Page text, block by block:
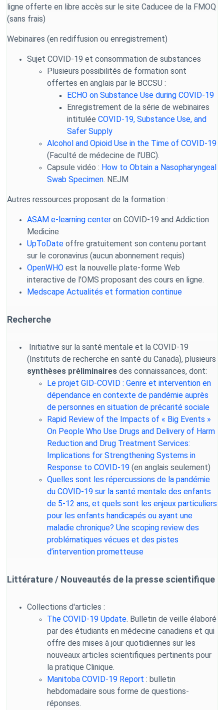
ligne offerte en libre accès sur le site Caducee de la FMOQ
(sans frais)
Webinaires (en rediffusion ou enregistrement)
Sujet COVID-19 et consommation de substances
Plusieurs possibilités de formation sont
offertes en anglais par le BCCSU :
ECHO on Substance Use during COVID-19
Enregistrement de la série de webinaires
intitulée COVID-19, Substance Use, and
Safer Supply
Alcohol and Opioid Use in the Time of COVID-19
(Faculté de médecine de l'UBC).
Capsule vidéo : How to Obtain a Nasopharyngeal
Swab Specimen. NEJM
Autres ressources proposant de la formation :
ASAM e-learning center on COVID-19 and Addiction
Medicine
UpToDate offre gratuitement son contenu portant
sur le coronavirus (aucun abonnement requis)
OpenWHO est la nouvelle plate-forme Web
interactive de l'OMS proposant des cours en ligne.
Medscape Actualités et formation continue
Recherche
Initiative sur la santé mentale et la COVID-19
(Instituts de recherche en santé du Canada), plusieurs
synthèses préliminaires des connaissances, dont:
Le projet GID-COVID : Genre et intervention en
dépendance en contexte de pandémie auprès
de personnes en situation de précarité sociale
Rapid Review of the Impacts of « Big Events »
On People Who Use Drugs and Delivery of Harm
Reduction and Drug Treatment Services:
Implications for Strengthening Systems in
Response to COVID-19 (en anglais seulement)
Quelles sont les répercussions de la pandémie
du COVID-19 sur la santé mentale des enfants
de 5-12 ans, et quels sont les enjeux particuliers
pour les enfants handicapés ou ayant une
maladie chronique? Une scoping review des
problématiques vécues et des pistes
d’intervention prometteuse
Littérature / Nouveautés de la presse scientifique
Collections d'articles :
The COVID-19 Update. Bulletin de veille élaboré
par des étudiants en médecine canadiens et qui
offre des mises à jour quotidiennes sur les
nouveaux articles scientifiques pertinents pour
la pratique Clinique.
Manitoba COVID-19 Report : bulletin
hebdomadaire sous forme de questions-
réponses.